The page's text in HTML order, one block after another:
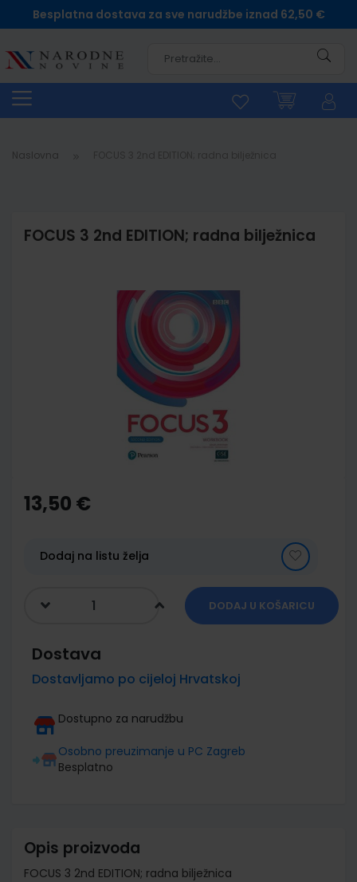
Besplatna dostava za sve narudžbe iznad 62,50 €
Naslovna
FOCUS 3 2nd EDITION; radna bilježnica
the
beginning
gallery
13,50 €
Dodaj na listu želja
DODAJ U KOŠARICU
Dostava
Dostavljamo po cijeloj Hrvatskoj
Dostupno za narudžbu
Osobno preuzimanje u PC Zagreb
Besplatno
Opis proizvoda
FOCUS 3 2nd EDITION; radna bilježnica